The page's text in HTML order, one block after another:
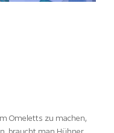
Omeletts zu machen,